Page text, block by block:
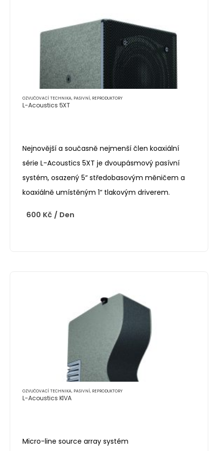
OZVUČOVACÍ TECHNIKA, PASIVNÍ, REPRODUKTORY
L-Acoustics 5XT
Nejnovější a současně nejmenší člen koaxiální
série L-Acoustics 5XT je dvoupásmový pasívní
systém, osazený 5“ středobasovým měničem a
koaxiálně umístěným 1“ tlakovým driverem.
600 Kč / Den
OZVUČOVACÍ TECHNIKA, PASIVNÍ, REPRODUKTORY
L-Acoustics KIVA
Micro-line source array systém